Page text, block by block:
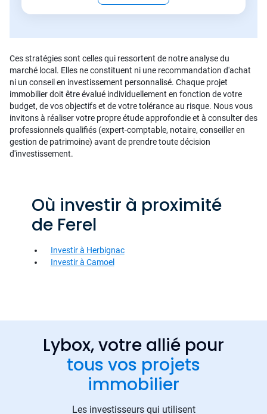
Ces stratégies sont celles qui ressortent de notre analyse du
marché local. Elles ne constituent ni une recommandation d'achat
ni un conseil en investissement personnalisé. Chaque projet
immobilier doit être évalué individuellement en fonction de votre
budget, de vos objectifs et de votre tolérance au risque. Nous vous
invitons à réaliser votre propre étude approfondie et à consulter des
professionnels qualifiés (expert-comptable, notaire, conseiller en
gestion de patrimoine) avant de prendre toute décision
d'investissement.
Où investir à proximité
de Ferel
Investir à Herbignac
Investir à Camoel
Lybox, votre allié pour
tous vos projets
immobilier
Les investisseurs qui utilisent